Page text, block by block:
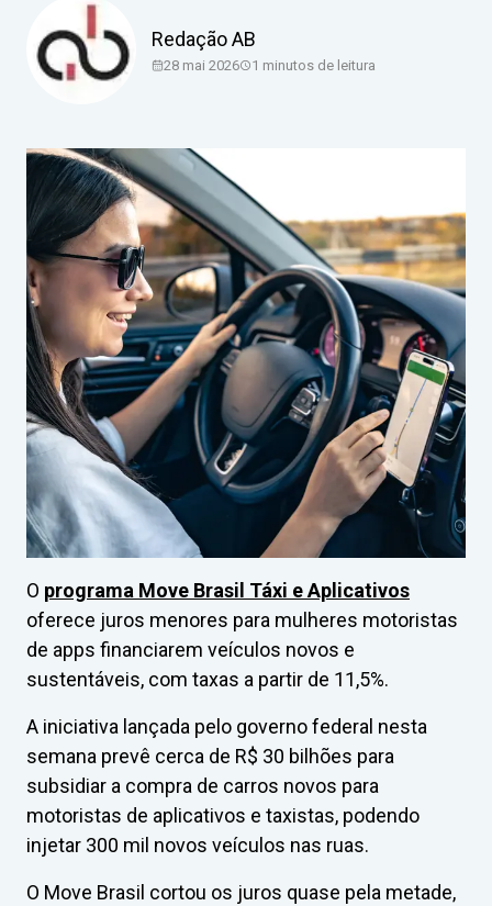
Redação AB
28 mai 2026 1 minutos de leitura
O programa Move Brasil Táxi e Aplicativos
oferece juros menores para mulheres motoristas
de apps financiarem veículos novos e
sustentáveis, com taxas a partir de 11,5%.
A iniciativa lançada pelo governo federal nesta
semana prevê cerca de R$ 30 bilhões para
subsidiar a compra de carros novos para
motoristas de aplicativos e taxistas, podendo
injetar 300 mil novos veículos nas ruas.
O Move Brasil cortou os juros quase pela metade,